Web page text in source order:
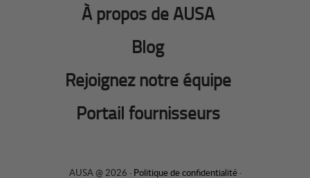
À propos de AUSA
Blog
Rejoignez notre équipe
Portail fournisseurs
AUSA @ 2026 · Politique de confidentialité·